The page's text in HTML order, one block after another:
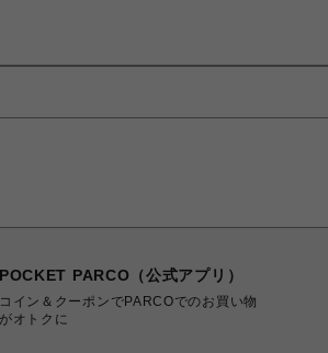
POCKET PARCO（公式アプリ）
コイン＆クーポンでPARCOでのお買い物
がオトクに